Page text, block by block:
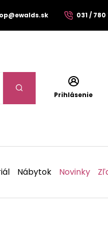
031 / 780
Prihlásenie
Nábytok Novinky